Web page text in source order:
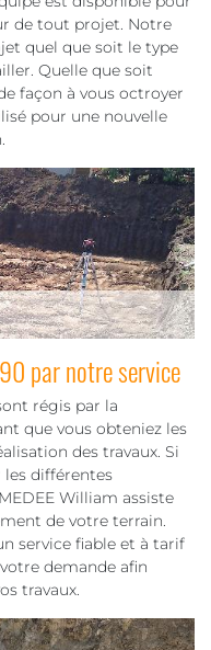
de tout projet. Notre
quel que soit le type
Quelle que soit
façon à vous octroyer
pour une nouvelle
par notre service
régis par la
que vous obteniez les
des travaux. Si
les différentes
William assiste
de votre terrain.
service fiable et à tarif
demande afin
travaux.